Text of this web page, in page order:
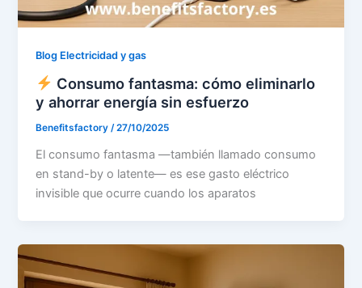
Blog Electricidad y gas
Consumo fantasma: cómo eliminarlo
y ahorrar energía sin esfuerzo
Benefitsfactory/27/10/2025
El consumo fantasma —también llamado consumo
en stand-by o latente— es ese gasto eléctrico
invisible que ocurre cuando los aparatos